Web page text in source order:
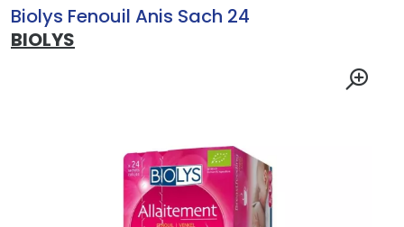
Biolys Fenouil Anis Sach 24
BIOLYS